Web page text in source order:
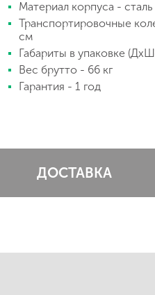
Материал корпуса - сталь
Транспортировочные
см
Габариты в упаковке
Вес брутто - 66 кг
Гарантия - 1 год
ДОСТАВКА